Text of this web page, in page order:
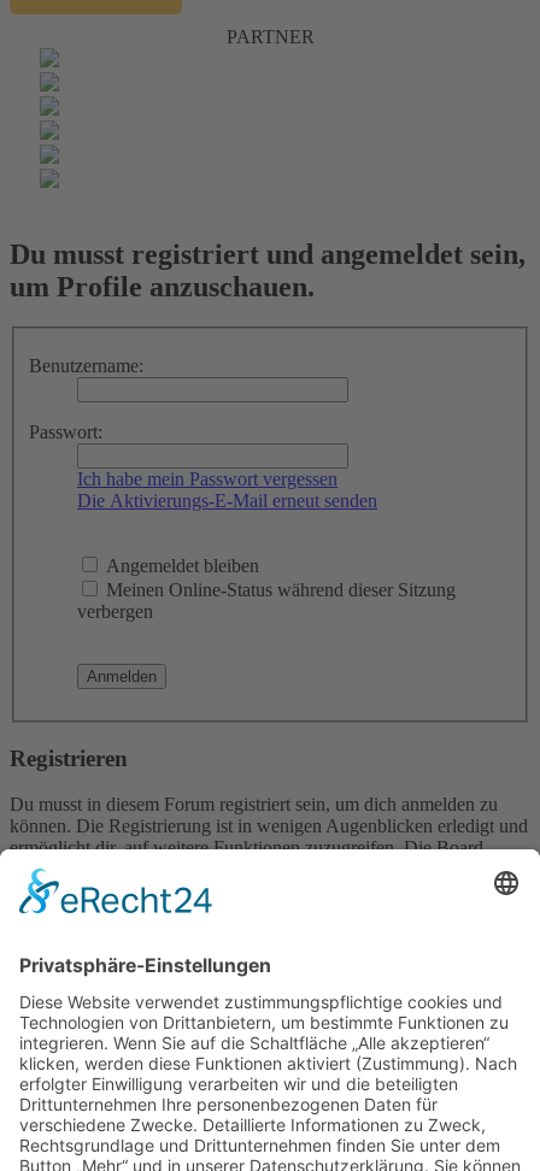
PARTNER
Du musst registriert und angemeldet sein,
um Profile anzuschauen.
Benutzername:
Passwort:
Ich habe mein Passwort vergessen
Die Aktivierungs-E-Mail erneut senden
Angemeldet bleiben
Meinen Online-Status während dieser Sitzung
verbergen
Registrieren
Du musst in diesem Forum registriert sein, um dich anmelden zu
können. Die Registrierung ist in wenigen Augenblicken erledigt und
ermöglicht dir, auf weitere Funktionen zuzugreifen. Die Board-
Administration kann registrierten Benutzern auch zusätzliche
Berechtigungen zuweisen. Beachte bitte unsere
Nutzungsbedingungen und die verwandten Regelungen, bevor du
wenn du dich in diesem Board bewegst.
Nutzungsbedingungen|Datenschutzerklärung
Registrieren
Foren-Übersicht
Alle Zeiten sindUTC+02:00
Alle Cookies löschen